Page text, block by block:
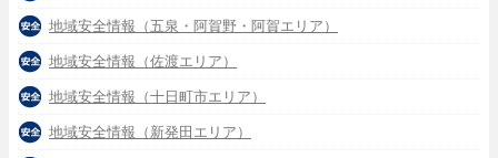
地域安全情報（五泉・阿賀野・阿賀エリア）
地域安全情報（佐渡エリア）
地域安全情報（十日町市エリア）
地域安全情報（新発田エリア）